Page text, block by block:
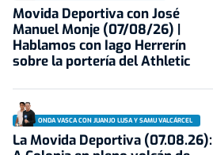
Movida Deportiva con José
Manuel Monje (07/08/26) |
Hablamos con Iago Herrerín
sobre la portería del Athletic
ONDA VASCA CON JUANJO LUSA Y SAMU VALCÁRCEL
La Movida Deportiva (07.08.26):